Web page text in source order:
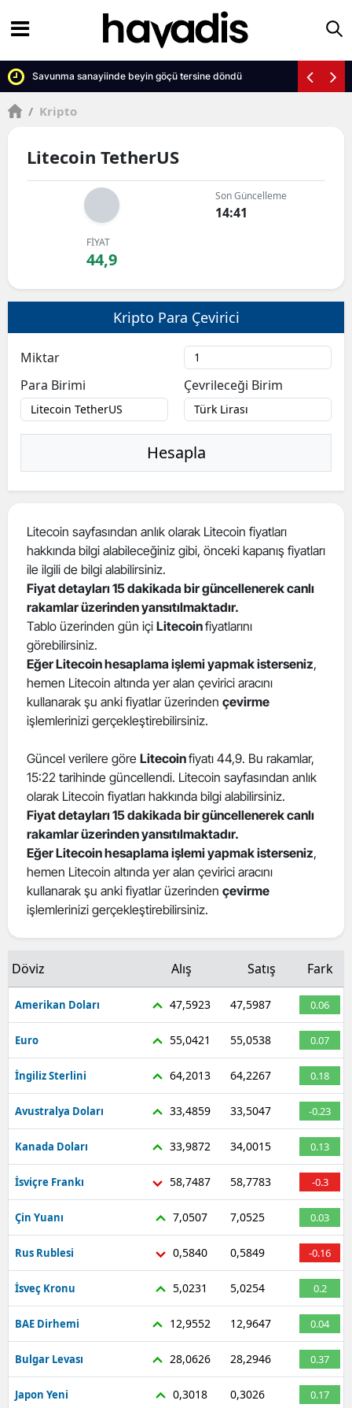
Savunma sanayiinde beyin göçü tersine döndü
/ Kripto
Litecoin TetherUS
Son Güncelleme
14:41
FİYAT
44,9
Kripto Para Çevirici
Miktar
Para Birimi
Çevrileceği Birim
Hesapla
Litecoin sayfasından anlık olarak Litecoin fiyatları
hakkında bilgi alabileceğiniz gibi, önceki kapanış fiyatları
ile ilgili de bilgi alabilirsiniz.
Fiyat detayları 15 dakikada bir güncellenerek canlı
rakamlar üzerinden yansıtılmaktadır.
Tablo üzerinden gün içi Litecoinfiyatlarını
görebilirsiniz.
Eğer Litecoin hesaplama işlemi yapmak isterseniz,
hemen Litecoin altında yer alan çevirici aracını
kullanarak şu anki fiyatlar üzerinden çevirme
işlemlerinizi gerçekleştirebilirsiniz.
Güncel verilere göre Litecoinfiyatı 44,9. Bu rakamlar,
15:22 tarihinde güncellendi. Litecoin sayfasından anlık
olarak Litecoin fiyatları hakkında bilgi alabilirsiniz.
Fiyat detayları 15 dakikada bir güncellenerek canlı
rakamlar üzerinden yansıtılmaktadır.
Eğer Litecoin hesaplama işlemi yapmak isterseniz,
hemen Litecoin altında yer alan çevirici aracını
kullanarak şu anki fiyatlar üzerinden çevirme
işlemlerinizi gerçekleştirebilirsiniz.
Döviz Alış Satış Fark
Amerikan Doları 47,5923 47,5987 0.06
Euro 55,0421 55,0538 0.07
İngiliz Sterlini 64,2013 64,2267 0.18
Avustralya Doları 33,4859 33,5047 -0.23
Kanada Doları 33,9872 34,0015 0.13
İsviçre Frankı 58,7487 58,7783 -0.3
Çin Yuanı 7,0507 7,0525 0.03
Rus Rublesi 0,5840 0,5849 -0.16
İsveç Kronu 5,0231 5,0254 0.2
BAE Dirhemi 12,9552 12,9647 0.04
Bulgar Levası 28,0626 28,2946 0.37
Japon Yeni 0,3018 0,3026 0.17